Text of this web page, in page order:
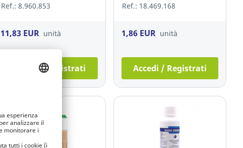
Ref.: 8.960.853
11,83 EUR unità
Accedi / Registrati
Ref.: 18.469.168
1,86 EUR unità
Accedi / Registrati